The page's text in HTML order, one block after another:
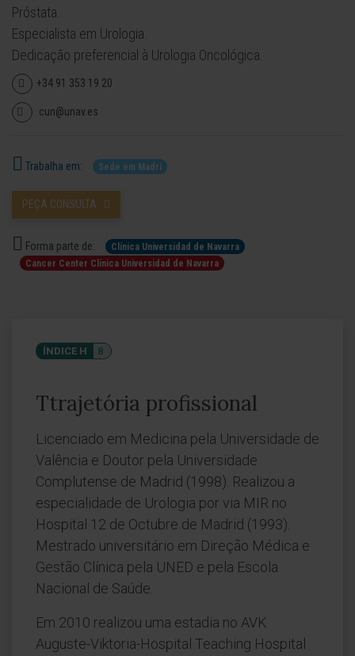
Próstata.
Especialista em Urologia.
Dedicação preferencial à Urologia Oncológica.
+34 91 353 19 20
cun@unav.es
Trabalha em: Sede em Madri
PEÇA CONSULTA
Forma parte de:
Clínica Universidad de Navarra
Cancer Center Clínica Universidad de Navarra
ÍNDICE H 8
Ttrajetória profissional
Licenciado em Medicina pela Universidade de
Valência e Doutor pela Universidade
Complutense de Madrid (1998). Realizou a
especialidade de Urologia por via MIR no
Hospital 12 de Octubre de Madrid (1993).
Mestrado universitário em Direção Médica e
Gestão Clínica pela UNED e pela Escola
Nacional de Saúde.
Em 2010 realizou uma estadia no AVK
Auguste-Viktoria-Hospital Teaching Hospital